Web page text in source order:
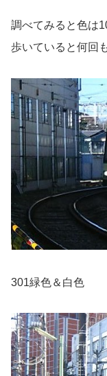
調べてみると色は
歩いていると何回
301緑色＆白色